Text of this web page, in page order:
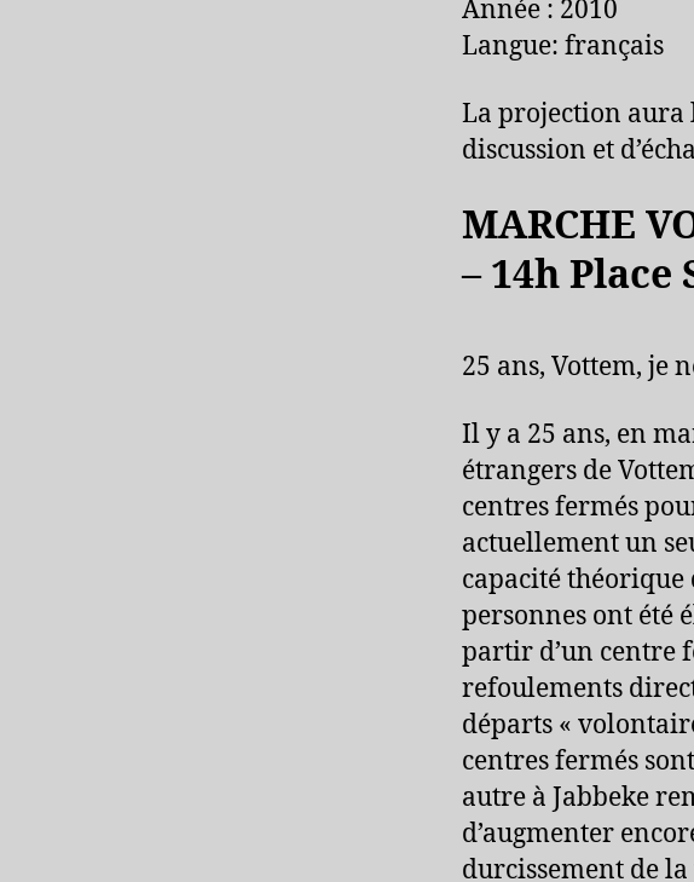
Année : 2010
Langue: français
La projection aura
discussion et
MARCHE
– 14h
25 ans, Vottem, je
Il y a 25 ans, en
étrangers de
centres fermés
actuellement un
capacité théorique
personnes ont été
partir d’un centre
refoulements
départs «
centres fermés
autre à Jabbeke
d’augmenter
durcissement de